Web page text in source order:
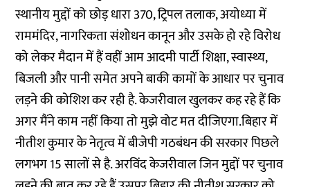
स्थानीय मुद्दों को छोड़ धारा 370, ट्रिपल तलाक, अयोध्या में
राममंदिर, नागरिकता संशोधन कानून और उसके हो रहे विरोध
को लेकर मैदान में हैं वहीं आम आदमी पार्टी शिक्षा, स्वास्थ्य,
बिजली और पानी समेत अपने बाकी कामों के आधार पर चुनाव
लड़ने की कोशिश कर रही है. केजरीवाल खुलकर कह रहे हैं कि
अगर मैंने काम नहीं किया तो मुझे वोट मत दीजिएगा.बिहार में
नीतीश कुमार के नेतृत्व में बीजेपी गठबंधन की सरकार पिछले
लगभग 15 सालों से है. अरविंद केजरीवाल जिन मुद्दों पर चुनाव